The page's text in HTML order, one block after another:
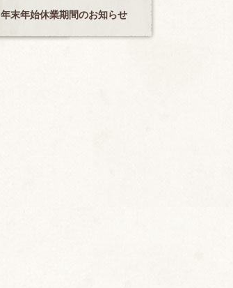
年末年始休業期間のお知らせ